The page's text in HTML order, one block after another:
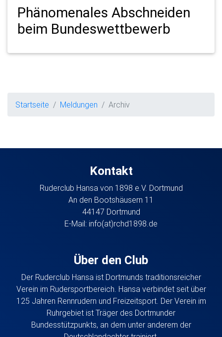
Phänomenales Abschneiden
beim Bundeswettbewerb
Startseite Meldungen Archiv
Kontakt
Ruderclub Hansa von 1898 e.V. Dortmund
An den Bootshäusern 11
44147 Dortmund
E-Mail: info(at)rchd1898.de
Über den Club
Der Ruderclub Hansa ist Dortmunds traditionsreicher
Verein im Rudersportbereich. Hansa verbindet seit über
125 Jahren Rennrudern und Freizeitsport. Der Verein im
Ruhrgebiet ist Träger des Dortmunder
Bundesstützpunkts, an dem unter anderem der